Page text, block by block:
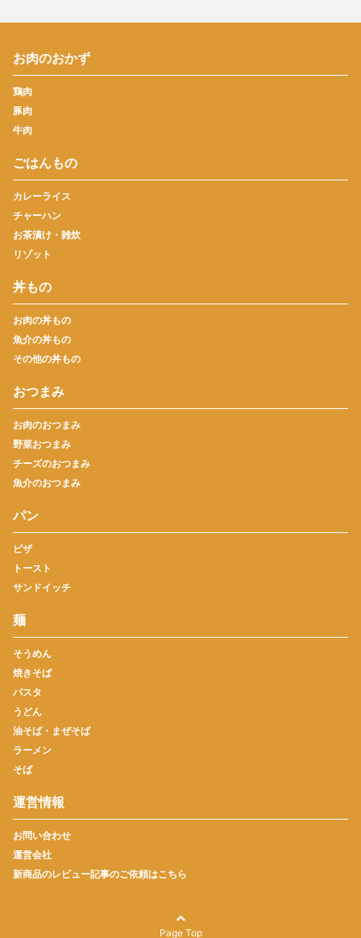
お肉のおかず
鶏肉
豚肉
牛肉
ごはんもの
カレーライス
チャーハン
お茶漬け・雑炊
リゾット
丼もの
お肉の丼もの
魚介の丼もの
その他の丼もの
おつまみ
お肉のおつまみ
野菜おつまみ
チーズのおつまみ
魚介のおつまみ
パン
ピザ
トースト
サンドイッチ
麺
そうめん
焼きそば
パスタ
うどん
油そば・まぜそば
ラーメン
そば
運営情報
お問い合わせ
運営会社
新商品のレビュー記事のご依頼はこちら
Page Top